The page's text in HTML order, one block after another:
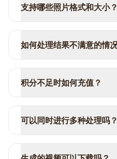
支持哪些照片格式和大小？
如何处理结果不满意的情
积分不足时如何充值？
可以同时进行多种处理吗？